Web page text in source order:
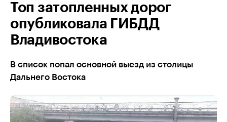
Топ затопленных дорог
опубликовала ГИБДД
Владивостока
В список попал основной выезд из столицы
Дальнего Востока